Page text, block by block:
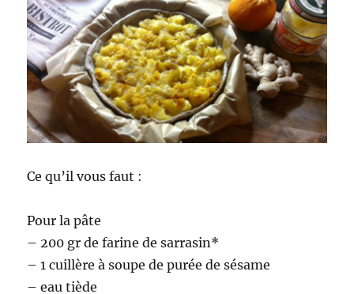
Ce qu’il vous faut :
Pour la pâte
– 200 gr de farine de sarrasin*
– 1 cuillère à soupe de purée de sésame
– eau tiède